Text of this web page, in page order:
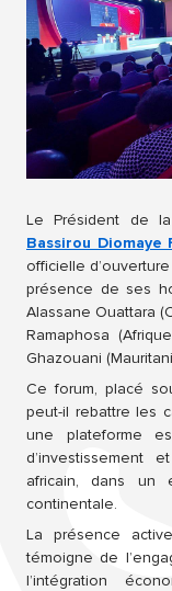
Le Président de
Bassirou Diomaye
officielle
présence de ses
Alassane Ouattara
Ramaphosa
Ghazouani
Ce forum, placé
peut-il rebattre les
une plateforme
d’investissement
africain, dans un
continentale.
La présence
témoigne de
l’intégration